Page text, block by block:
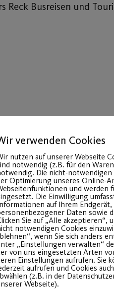
Reck Busreisen und
verwenden Cookies
nutzen auf unserer Webseite
notwendig (z.B. für den
Die nicht-notwendigen
Optimierung unseres Online-
und werden
Die Einwilligung
auf Ihrem Endgerät,
Daten sowie
Sie auf „Alle akzeptieren“,
notwendigen Cookies
wenn Sie sich anders
„Einstellungen verwalten“
von uns eingesetzten Arten
Einstellungen aufrufen. Sie
aufrufen und Cookies
(z.B. in der
Webseite).